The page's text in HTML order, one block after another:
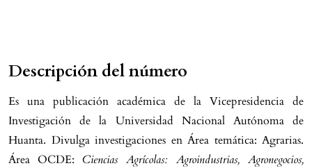
Descripción del número
Es una publicación académica de la Vicepresidencia de
Investigación de la Universidad Nacional Autónoma de
Huanta. Divulga investigaciones en Área temática: Agrarias.
Área OCDE: Ciencias Agrícolas: Agroindustrias, Agronegocios,